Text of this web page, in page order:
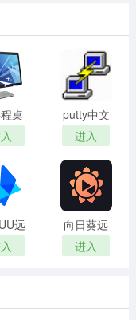
程桌
软
连
具
putty中文
版
进入
远
向日葵远
程控制绿
色版
进入